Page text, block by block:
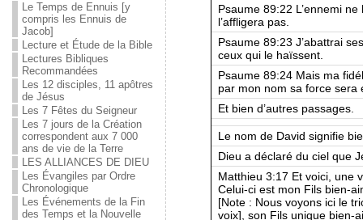
Le Temps de Ennuis [y
compris les Ennuis de
Jacob]
Lecture et Étude de la Bible
Lectures Bibliques
Recommandées
Les 12 disciples, 11 apôtres
de Jésus
Les 7 Fêtes du Seigneur
Les 7 jours de la Création
correspondent aux 7 000
ans de vie de la Terre
LES ALLIANCES DE DIEU
Les Évangiles par Ordre
Chronologique
Les Événements de la Fin
des Temps et la Nouvelle
Psaume 89:22 L’ennemi
l’affligera pas.
Psaume 89:23 J’abattrai
ceux qui le haïssent.
Psaume 89:24 Mais ma
par mon nom sa force sera
Et bien d’autres passages.
Le nom de David signifie
Dieu a déclaré du ciel que
Matthieu 3:17 Et voici, une
Celui-ci est mon Fils bien-
[Note : Nous voyons ici le
voix], son Fils unique bien-